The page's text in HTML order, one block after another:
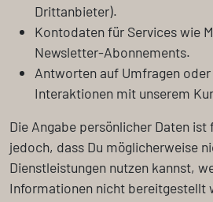
Drittanbieter).
Kontodaten für Services wie
Newsletter-Abonnements.
Antworten auf Umfragen
Interaktionen mit unserem
Die Angabe persönlicher Daten
jedoch, dass Du möglicherweise
Dienstleistungen nutzen kannst,
Informationen nicht bereitgestellt